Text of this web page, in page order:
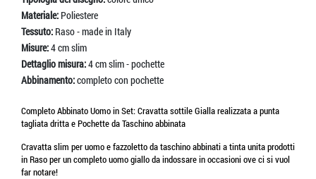
Materiale: Poliestere
Tessuto: Raso - made in Italy
Misure:4 cm slim
Dettaglio misura:4 cm slim - pochette
Abbinamento:completo con pochette
Completo Abbinato Uomo in Set: Cravatta sottile Gialla realizzata a punta
tagliata dritta e Pochette da Taschino abbinata
Cravatta slim per uomo e fazzoletto da taschino abbinati a tinta unita prodotti
in Raso per un completo uomo giallo da indossare in occasioni ove ci si vuol
far notare!